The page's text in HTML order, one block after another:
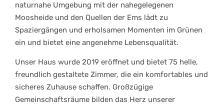
naturnahe Umgebung mit der nahegelegenen
Moosheide und den Quellen der Ems lädt zu
Spaziergängen und erholsamen Momenten im Grünen
ein und bietet eine angenehme Lebensqualität.
Unser Haus wurde 2019 eröffnet und bietet 75 helle,
freundlich gestaltete Zimmer, die ein komfortables und
sicheres Zuhause schaffen. Großzügige
Gemeinschaftsräume bilden das Herz unserer